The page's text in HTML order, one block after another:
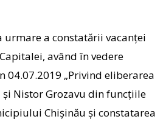
urmare a constatării vacanței
având în vedere
04.07.2019 „Privind eliberarea
Nistor Grozavu din funcțiile
Chișinău și constatarea